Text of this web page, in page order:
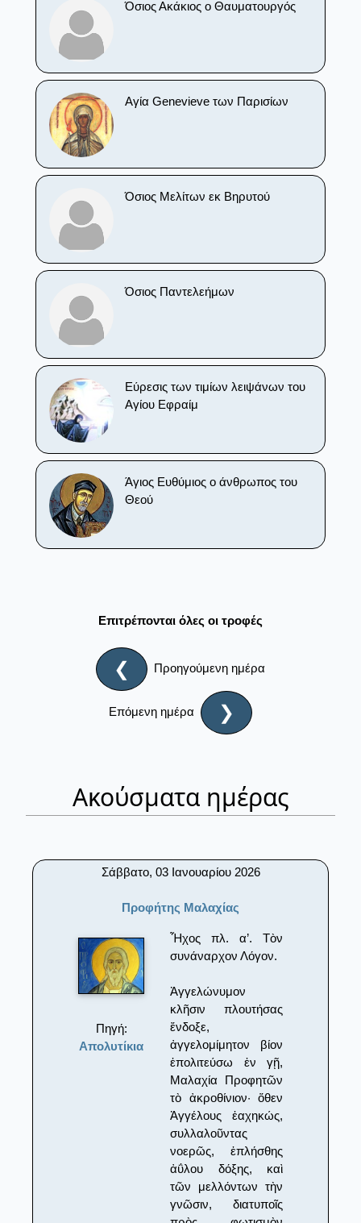
Όσιος Ακάκιος ο Θαυματουργός
Αγία Genevieve των Παρισίων
Όσιος Μελίτων εκ Βηρυτού
Όσιος Παντελεήμων
Εύρεσις των τιμίων λειψάνων του
Αγίου Εφραίμ
Άγιος Ευθύμιος ο άνθρωπος του
Θεού
Επιτρέπονται όλες οι τροφές
❮ Προηγούμενη ημέρα
Επόμενη ημέρα ❯
Ακούσματα ημέρας
Σάββατο, 03 Ιανουαρίου 2026
Προφήτης Μαλαχίας
Πηγή:
Απολυτίκια
Ἦχος πλ. α’. Τὸν
συνάναρχον Λόγον.
Ἀγγελώνυμον
κλῆσιν πλουτήσας
ἔνδοξε,
ἀγγελομίμητον βίον
ἐπολιτεύσω ἐν γῇ,
Μαλαχία Προφητῶν
τὸ ἀκροθίνιον· ὅθεν
Ἀγγέλους ἐαχηκώς,
συλλαλοῦντας
νοερῶς, ἐπλήσθης
ἀΰλου δόξης, καὶ
τῶν μελλόντων τὴν
γνῶσιν, διατυποῖς